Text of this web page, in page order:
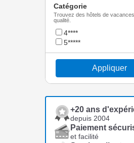
Catégorie
Trouvez des hôtels de
qualité.
4****
5*****
Appliquer
+20 ans
depuis 2004
Paiement
et facilité